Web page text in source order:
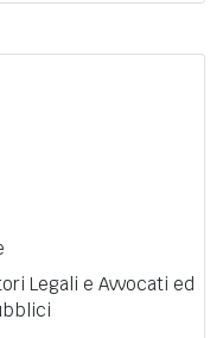
Legali e Avvocati ed